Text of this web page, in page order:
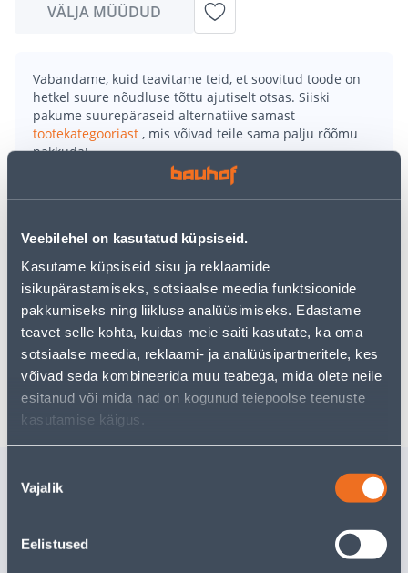
Veebilehel on kasutatud küpsiseid.
Kasutame küpsiseid sisu ja reklaamide
isikupärastamiseks, sotsiaalse meedia funktsioonide
pakkumiseks ning liikluse analüüsimiseks. Edastame
teavet selle kohta, kuidas meie saiti kasutate, ka oma
sotsiaalse meedia, reklaami- ja analüüsipartneritele, kes
võivad seda kombineerida muu teabega, mida olete neile
esitanud või mida nad on kogunud teiepoolse teenuste
kasutamise käigus.
valik
Vajalik
Eelistused
VÄLJA MÜÜDUD
Vabandame, kuid teavitame teid, et soovitud toode on
hetkel suure nõudluse tõttu ajutiselt otsas. Siiski
pakume suurepäraseid alternatiive samast
tootekategooriast , mis võivad teile sama palju rõõmu
pakkuda!
Teie ostlemisrõõm ei pea aga siin lõppema - oma
uurimistööd saate jätkata, naastes
kasutades meie võimsat otsingufunktsiooni, et leida
• Ühenduskruvi M6 suurusega 39-45 mm.
• Pruuni värvi.
• 14-päevane tagastusõigus.
Tarne pole võimalik
.99 €
2.39 €